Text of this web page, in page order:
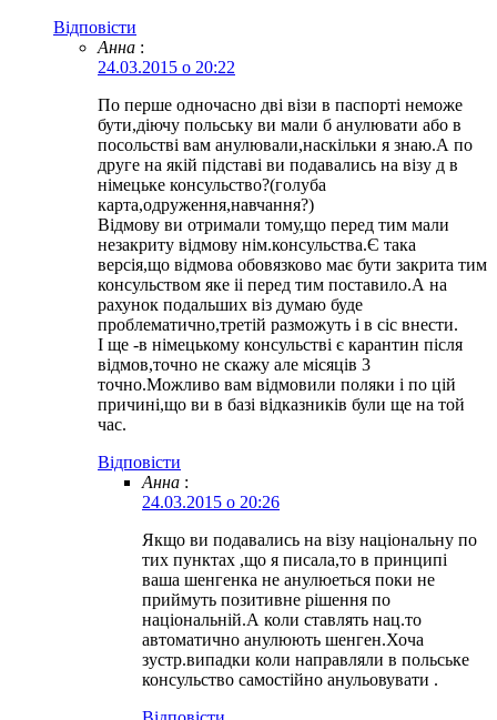
Відповіcти
Анна :
24.03.2015 о 20:22
По перше одночасно дві візи в паспорті неможе
бути,діючу польську ви мали б анулювати або в
посольстві вам анулювали,наскільки я знаю.А по
друге на якій підставі ви подавались на візу д в
німецьке консульство?(голуба
карта,одруження,навчання?)
Відмову ви отримали тому,що перед тим мали
незакриту відмову нім.консульства.Є така
версія,що відмова обовязково має бути закрита тим
консульством яке іі перед тим поставило.А на
рахунок подальших віз думаю буде
проблематично,третій разможуть і в сіс внести.
І ще -в німецькому консульстві є карантин після
відмов,точно не скажу але місяців 3
точно.Можливо вам відмовили поляки і по цій
причині,що ви в базі відказників були ще на той
час.
Відповіcти
Анна :
24.03.2015 о 20:26
Якщо ви подавались на візу національну по
тих пунктах ,що я писала,то в принципі
ваша шенгенка не анулюеться поки не
приймуть позитивне рішення по
національній.А коли ставлять нац.то
автоматично анулюють шенген.Хоча
зустр.випадки коли направляли в польське
консульство самостійно анульовувати .